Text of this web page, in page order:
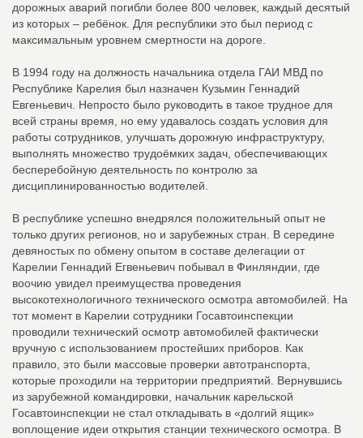
дорожных аварий погибли более 800 человек, каждый десятый
из которых – ребёнок. Для республики это был период с
максимальным уровнем смертности на дороге.
В 1994 году на должность начальника отдела ГАИ МВД по
Республике Карелия был назначен Кузьмин Геннадий
Евгеньевич. Непросто было руководить в такое трудное для
всей страны время, но ему удавалось создать условия для
работы сотрудников, улучшать дорожную инфраструктуру,
выполнять множество трудоёмких задач, обеспечивающих
бесперебойную деятельность по контролю за
дисциплинированностью водителей.
В республике успешно внедрялся положительный опыт не
только других регионов, но и зарубежных стран. В середине
девяностых по обмену опытом в составе делегации от
Карелии Геннадий Егвеньевич побывал в Финляндии, где
воочию увидел преимущества проведения
высокотехнологичного технического осмотра автомобилей. На
тот момент в Карелии сотрудники Госавтоинспекции
проводили технический осмотр автомобилей фактически
вручную с использованием простейших приборов. Как
правило, это были массовые проверки автотранспорта,
которые проходили на территории предприятий. Вернувшись
из зарубежной командировки, начальник карельской
Госавтоинспекции не стал откладывать в «долгий ящик»
воплощение идеи открытия станции технического осмотра. В